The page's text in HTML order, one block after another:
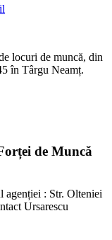
locuri de muncă, din
în Târgu Neamț.
de Muncă
agenției : Str. Olteniei
Ursarescu